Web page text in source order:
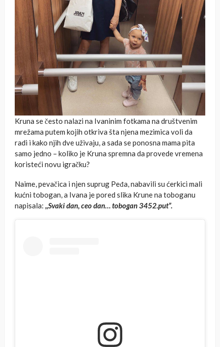
Kruna se često nalazi na Ivaninim fotkama na društvenim
mrežama putem kojih otkriva šta njena mezimica voli da
radi i kako njih dve uživaju, a sada se ponosna mama pita
samo jedno – koliko je Kruna spremna da provede vremena
koristeći novu igračku?
Naime, pevačica i njen suprug Peđa, nabavili su ćerkici mali
kućni tobogan, a Ivana je pored slika Krune na toboganu
napisala: ,,Svaki dan, ceo dan… tobogan 3452.put”.